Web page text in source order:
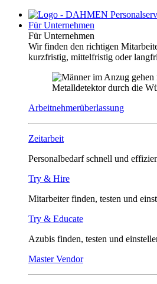
Für Unternehmen
Für Unternehmen
Wir finden den richtigen
kurzfristig, mittelfristig oder
Arbeitnehmerüberlassung
Zeitarbeit
Personalbedarf schnell und
Try & Hire
Mitarbeiter finden, testen und
Try & Educate
Azubis finden, testen und
Master Vendor